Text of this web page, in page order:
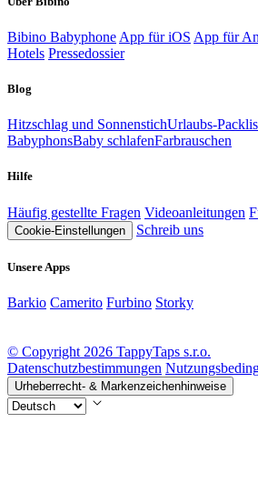
Bibino Babyphone App für iOS App für
Hotels Pressedossier
Blog
Hitzschlag und SonnenstichUrlaubs-
BabyphonsBaby schlafenFarbrauschen
Hilfe
Häufig gestellte Fragen Videoanleitungen
Cookie-Einstellungen Schreib uns
Unsere Apps
Barkio Camerito Furbino Storky
© Copyright 2026 TappyTaps s.r.o.
Datenschutzbestimmungen
Urheberrecht- & Markenzeichenhinweise